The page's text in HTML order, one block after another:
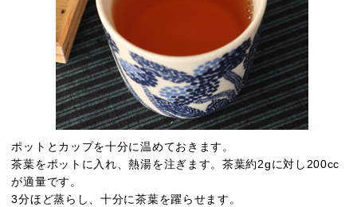
ポットとカップを十分に温めておきます。
茶葉をポットに入れ、熱湯を注ぎます。茶葉約2gに対し200cc
が適量です。
3分ほど蒸らし、十分に茶葉を躍らせます。